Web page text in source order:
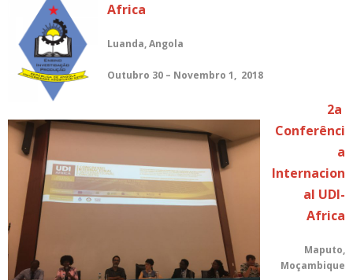
Africa
Luanda, Angola
Outubro 30 – Novembro 1, 2018
2a
Conferênci
a
Internacion
al UDI-
Africa
Maputo,
Moçambique